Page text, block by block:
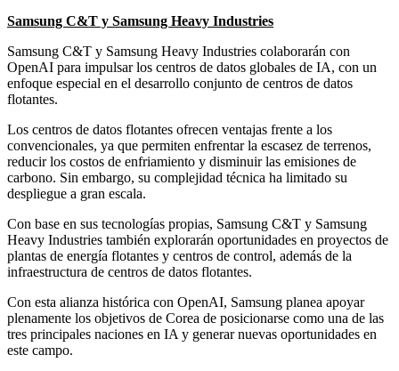
Samsung C&T y Samsung Heavy Industries
Samsung C&T y Samsung Heavy Industries colaborarán con
OpenAI para impulsar los centros de datos globales de IA, con un
enfoque especial en el desarrollo conjunto de centros de datos
flotantes.
Los centros de datos flotantes ofrecen ventajas frente a los
convencionales, ya que permiten enfrentar la escasez de terrenos,
reducir los costos de enfriamiento y disminuir las emisiones de
carbono. Sin embargo, su complejidad técnica ha limitado su
despliegue a gran escala.
Con base en sus tecnologías propias, Samsung C&T y Samsung
Heavy Industries también explorarán oportunidades en proyectos de
plantas de energía flotantes y centros de control, además de la
infraestructura de centros de datos flotantes.
Con esta alianza histórica con OpenAI, Samsung planea apoyar
plenamente los objetivos de Corea de posicionarse como una de las
tres principales naciones en IA y generar nuevas oportunidades en
este campo.